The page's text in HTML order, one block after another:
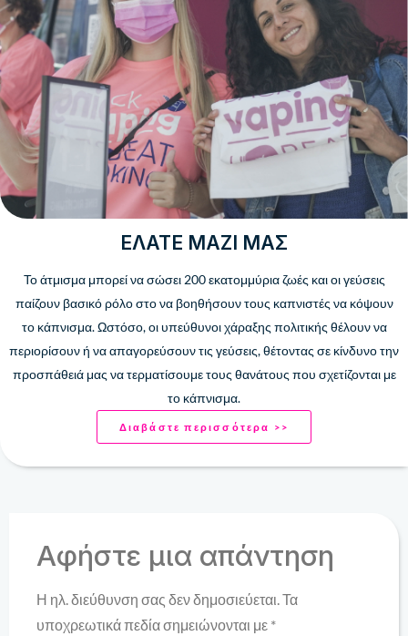
ΕΛΆΤΕ ΜΑΖΊ ΜΑΣ
Το άτμισμα μπορεί να σώσει 200 ​​εκατομμύρια ζωές και οι γεύσεις
παίζουν βασικό ρόλο στο να βοηθήσουν τους καπνιστές να κόψουν
το κάπνισμα. Ωστόσο, οι υπεύθυνοι χάραξης πολιτικής θέλουν να
περιορίσουν ή να απαγορεύσουν τις γεύσεις, θέτοντας σε κίνδυνο την
προσπάθειά μας να τερματίσουμε τους θανάτους που σχετίζονται με
το κάπνισμα.
Διαβάστε περισσότερα >>
Αφήστε μια απάντηση
Η ηλ. διεύθυνση σας δεν δημοσιεύεται.Τα
υποχρεωτικά πεδία σημειώνονται με *